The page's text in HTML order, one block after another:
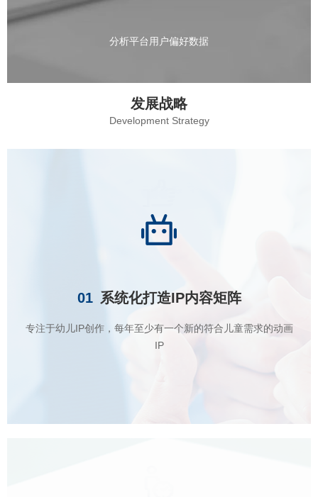
分析平台用户偏好数据
发展战略
Development Strategy
01 系统化打造IP内容矩阵
专注于幼儿IP创作，每年至少有一个新的符合儿童需求的动画
IP